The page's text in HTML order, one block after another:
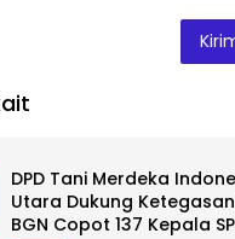
DPD Tani Merdeka
Utara Dukung
BGN Copot 137 Kepala